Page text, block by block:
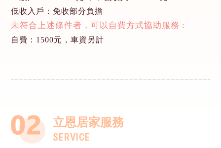
低收入戶：免收部分負擔
未符合上述條件者，可以自費方式協助服務 :
自費：1500元，車資另計
立恩居家服務
SERVICE